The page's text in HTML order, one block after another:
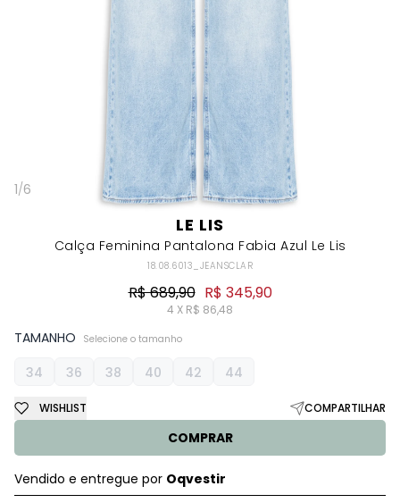
1/6
LE LIS
Calça Feminina Pantalona Fabia Azul Le Lis
18.08.6013_JEANSCLAR
R$ 689,90 R$ 345,90
4 X R$ 86,48
TAMANHO Selecione o tamanho
34 36 38 40 42 44
COMPRAR
WISHLIST COMPARTILHAR
Vendido e entregue por Oqvestir